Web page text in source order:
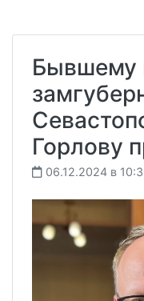
Бывшему
Горлову
06.12.2024 в